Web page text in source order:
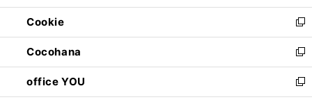
開
く
ウ
で
開
く
ン
ド
ウ
で
開
く
ウ
ィ
ン
ド
ウ
で
開
Cookie
新
し
い
ウ
ィ
ン
Cocohana
新
し
い
ウ
office YOU
新
し